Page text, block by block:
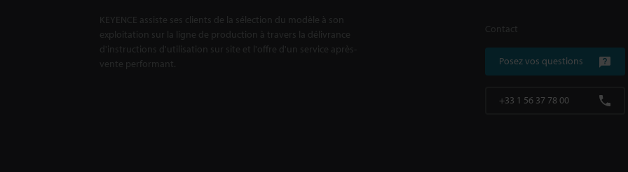
KEYENCE assiste ses clients de la sélection du modèle à son
exploitation sur la ligne de production à travers la délivrance
d'instructions d'utilisation sur site et l'offre d'un service après-
vente performant.
Contact
Posez vos questions
+33 1 56 37 78 00